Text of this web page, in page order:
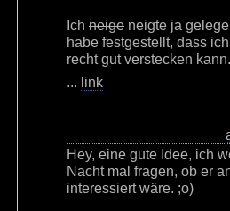
Ich neige neigte ja
habe festgestellt, dass
recht gut verstecken
... link
Hey, eine gute Idee, ich
Nacht mal fragen, ob er
interessiert wäre. ;o)